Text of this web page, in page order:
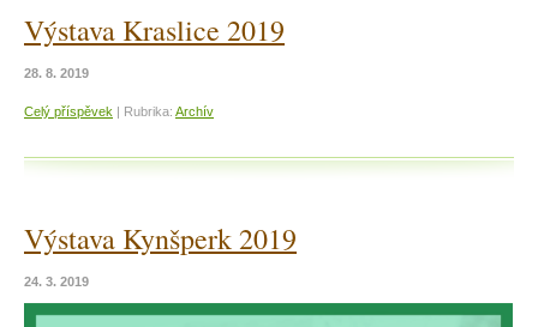
Výstava Kraslice 2019
28. 8. 2019
Celý příspěvek | Rubrika: Archív
Výstava Kynšperk 2019
24. 3. 2019